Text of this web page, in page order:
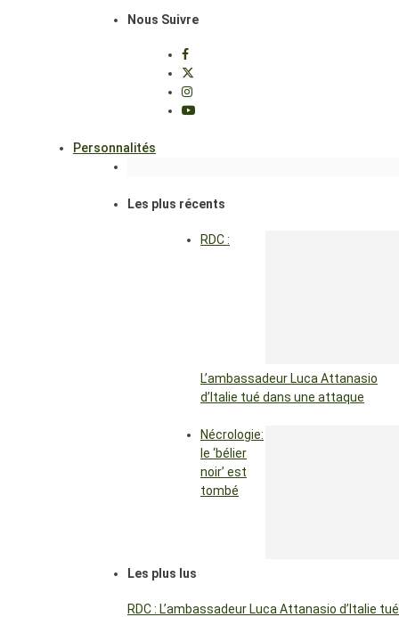
Nous Suivre
Personnalités
Les plus récents
RDC :
L’ambassadeur Luca Attanasio
d’Italie tué dans une attaque
Nécrologie:
le ‘bélier
noir’ est
tombé
Les plus lus
RDC : L’ambassadeur Luca Attanasio d’Italie tué